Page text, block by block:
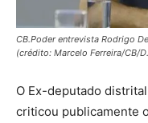
CB.Poder entrevista Rodrigo
(crédito: Marcelo Ferreira/CB/
O Ex-deputado
criticou publicamente